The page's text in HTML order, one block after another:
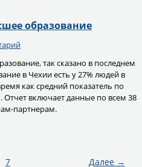
образование
так сказано в последнем
в Чехии есть у 27% людей в
как средний показатель по
Отчет включает данные по всем 38
партнерам.
7 Далее →